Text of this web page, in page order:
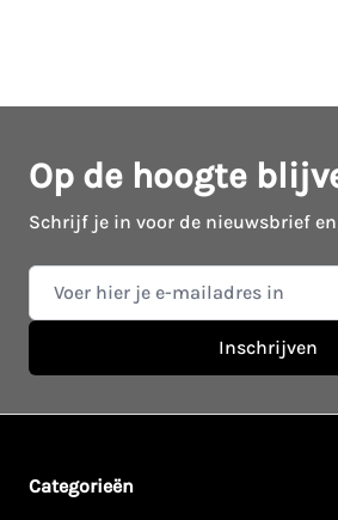
Op de hoogte
Schrijf je in voor de nieuwsbrief
E-mail adres
Inschrijven
Categorieën